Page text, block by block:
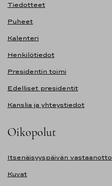
Tiedotteet
Puheet
Kalenteri
Henkilötiedot
Presidentin toimi
Edelliset presidentit
Kanslia ja yhteystiedot
Oikopolut
Itsenäisyyspäivän vastaanotto
Kuvat